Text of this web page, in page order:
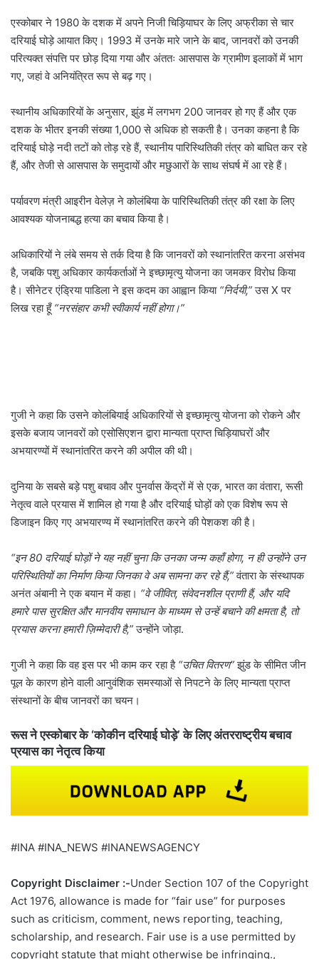
एस्कोबार ने 1980 के दशक में अपने निजी चिड़ियाघर के लिए अफ्रीका से चार
दरियाई घोड़े आयात किए। 1993 में उनके मारे जाने के बाद, जानवरों को उनकी
परित्यक्त संपत्ति पर छोड़ दिया गया और अंततः आसपास के ग्रामीण इलाकों में भाग
गए, जहां वे अनियंत्रित रूप से बढ़ गए।
स्थानीय अधिकारियों के अनुसार, झुंड में लगभग 200 जानवर हो गए हैं और एक
दशक के भीतर इनकी संख्या 1,000 से अधिक हो सकती है। उनका कहना है कि
दरियाई घोड़े नदी तटों को तोड़ रहे हैं, स्थानीय पारिस्थितिकी तंत्र को बाधित कर रहे
हैं, और तेजी से आसपास के समुदायों और मछुआरों के साथ संघर्ष में आ रहे हैं।
पर्यावरण मंत्री आइरीन वेलेज़ ने कोलंबिया के पारिस्थितिकी तंत्र की रक्षा के लिए
आवश्यक योजनाबद्ध हत्या का बचाव किया है।
अधिकारियों ने लंबे समय से तर्क दिया है कि जानवरों को स्थानांतरित करना असंभव
है, जबकि पशु अधिकार कार्यकर्ताओं ने इच्छामृत्यु योजना का जमकर विरोध किया
है। सीनेटर एंड्रिया पाडिला ने इस कदम का आह्वान किया “निर्दयी,”उस X पर
लिख रहा हूँ “नरसंहार कभी स्वीकार्य नहीं होगा।”
गुजी ने कहा कि उसने कोलंबियाई अधिकारियों से इच्छामृत्यु योजना को रोकने और
इसके बजाय जानवरों को एसोसिएशन द्वारा मान्यता प्राप्त चिड़ियाघरों और
अभयारण्यों में स्थानांतरित करने की अपील की थी।
दुनिया के सबसे बड़े पशु बचाव और पुनर्वास केंद्रों में से एक, भारत का वंतारा, रूसी
नेतृत्व वाले प्रयास में शामिल हो गया है और दरियाई घोड़ों को एक विशेष रूप से
डिजाइन किए गए अभयारण्य में स्थानांतरित करने की पेशकश की है।
“इन 80 दरियाई घोड़ों ने यह नहीं चुना कि उनका जन्म कहाँ होगा, न ही उन्होंने उन
परिस्थितियों का निर्माण किया जिनका वे अब सामना कर रहे हैं,”वंतारा के संस्थापक
अनंत अंबानी ने एक बयान में कहा। “वे जीवित, संवेदनशील प्राणी हैं, और यदि
हमारे पास सुरक्षित और मानवीय समाधान के माध्यम से उन्हें बचाने की क्षमता है, तो
प्रयास करना हमारी ज़िम्मेदारी है,”उन्होंने जोड़ा.
गुजी ने कहा कि वह इस पर भी काम कर रहा है “उचित वितरण”झुंड के सीमित जीन
पूल के कारण होने वाली आनुवंशिक समस्याओं से निपटने के लिए मान्यता प्राप्त
संस्थानों के बीच जानवरों का चयन।
रूस ने एस्कोबार के ‘कोकीन दरियाई घोड़े’ के लिए अंतरराष्ट्रीय बचाव
प्रयास का नेतृत्व किया
#INA #INA_NEWS #INANEWSAGENCY
Copyright Disclaimer :-Under Section 107 of the Copyright
Act 1976, allowance is made for “fair use” for purposes
such as criticism, comment, news reporting, teaching,
scholarship, and research. Fair use is a use permitted by
copyright statute that might otherwise be infringing.,